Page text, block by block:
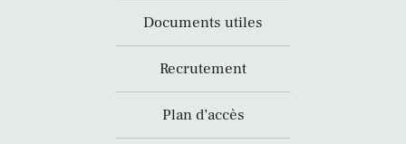
Documents utiles
Recrutement
Plan d’accès